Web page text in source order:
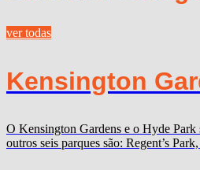
ver todas
Kensington
O Kensington Gardens e o Hyde Park
outros seis parques são: Regent’s